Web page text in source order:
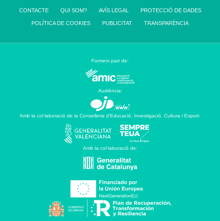
CONTACTE QUI SOM? AVÍS LEGAL PROTECCIÓ DE DADES
POLÍTICA DE COOKIES PUBLICITAT TRANSPARÈNCIA
Formem part de:
Audiència:
Amb la col·laboració de la Conselleria d’Educació, Investigació, Cultura i Esport:
Amb la col·laboració de: